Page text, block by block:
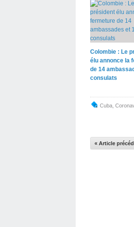
Colombie : Le
élu annonce la
de 14
consulats
Cuba
« Article